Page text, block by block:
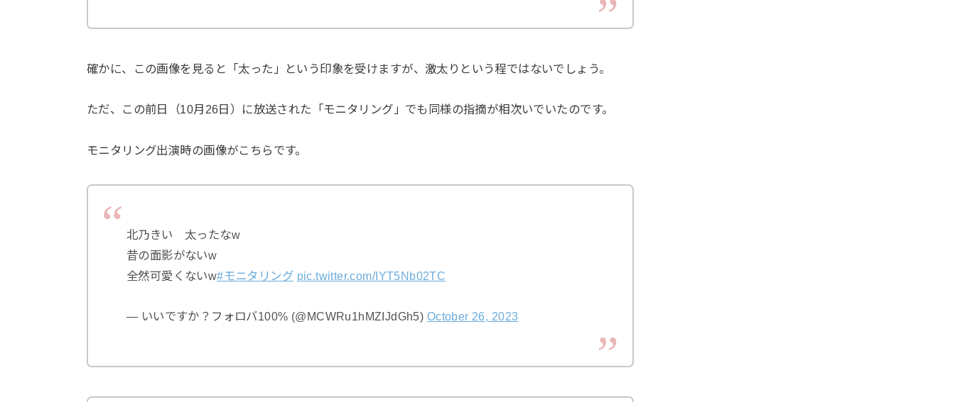
確かに、この画像を見ると「太った」という印象を受けますが、激太りという程ではないでしょう。
ただ、この前日（10月26日）に放送された「モニタリング」でも同様の指摘が相次いでいたのです。
モニタリング出演時の画像がこちらです。
北乃きい 太ったなw
昔の面影がないw
全然可愛くないw#モニタリング pic.twitter.com/IYT5Nb02TC
— いいですか？フォロバ100% (@MCWRu1hMZIJdGh5) October 26, 2023